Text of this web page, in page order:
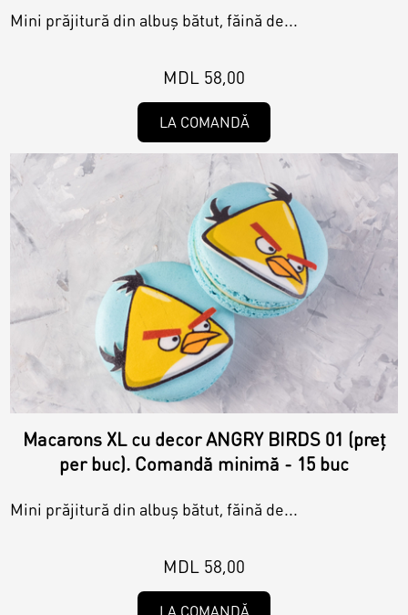
Mini prăjitură din albuș bătut, făină de...
MDL 58,00
LA COMANDĂ
Macarons XL cu decor ANGRY BIRDS 01 (preț
per buc). Comandă minimă - 15 buc
Mini prăjitură din albuș bătut, făină de...
MDL 58,00
LA COMANDĂ